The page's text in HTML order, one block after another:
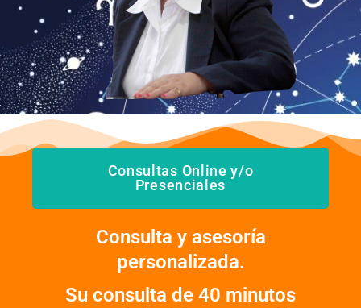
Consultas Online y/o
Presenciales
Consulta y asesoría
personalizada.
Su consulta de 40 minutos